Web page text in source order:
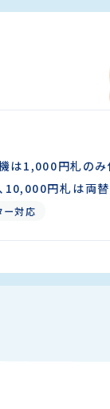
1,000円札のみ
10,000円札は両
ー対応